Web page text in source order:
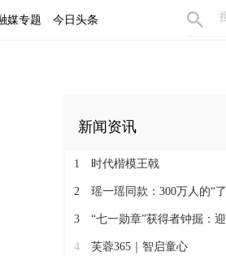
媒专题 今日头条
新闻资讯
1 时代楷模王戟
2 瑶一瑶同款：300万人的“
3 “七一勋章”获得者钟掘：迎难
4 芙蓉365｜智启童心